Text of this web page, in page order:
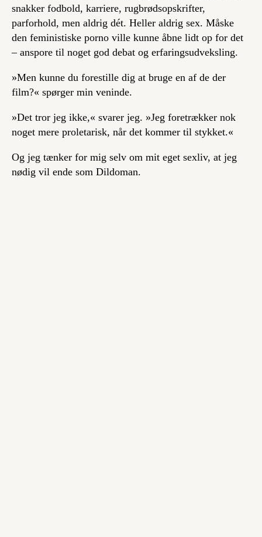
snakker fodbold, karriere, rugbrødsopskrifter,
parforhold, men aldrig dét. Heller aldrig sex. Måske
den feministiske porno ville kunne åbne lidt op for det
– anspore til noget god debat og erfaringsudveksling.
»Men kunne du forestille dig at bruge en af de der
film?« spørger min veninde.
»Det tror jeg ikke,« svarer jeg. »Jeg foretrækker nok
noget mere proletarisk, når det kommer til stykket.«
Og jeg tænker for mig selv om mit eget sexliv, at jeg
nødig vil ende som Dildoman.